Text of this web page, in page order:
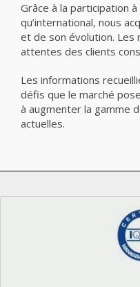
Grâce à la participation
qu’international, nous
et de son évolution.
attentes des clients
Les informations
défis que le marché
à augmenter la gamme
actuelles.